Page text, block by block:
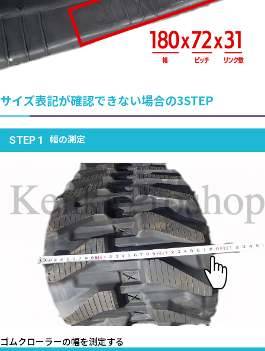
サイズ表記が確認できない場合の3STEP
STEP 1 幅の測定
ゴムクローラーの幅を測定する